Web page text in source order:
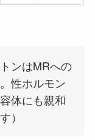
ンはMRへの
性ホルモン
体にも親和
）